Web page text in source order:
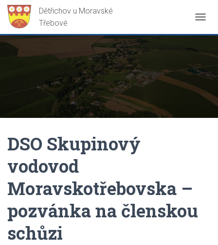
Ř
P
O
T
N
V
DSO Skupinový
vodovod
Moravskotřebovska –
pozvánka na členskou
schůzi